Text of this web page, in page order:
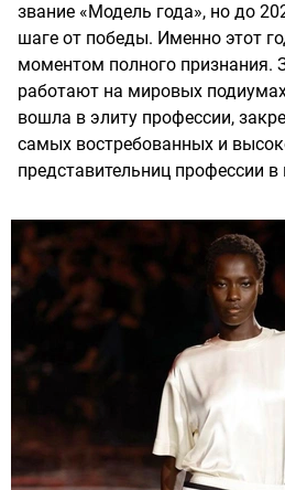
звание «Модель года», но до
шаге от победы. Именно этот
моментом полного признания.
работают на мировых
вошла в элиту профессии,
самых востребованных и
представительниц профессии в